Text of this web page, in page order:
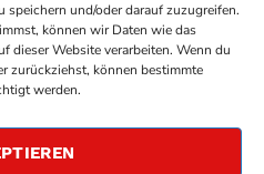
speichern und/oder darauf zuzugreifen.
können wir Daten wie das
dieser Website verarbeiten. Wenn du
zurückziehst, können bestimmte
werden.